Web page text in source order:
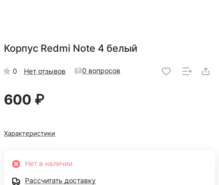
Корпус Redmi Note 4 белый
0 Нет отзывов 0 вопросов
600 ₽
Характеристики
Нет в наличии
Рассчитать доставку